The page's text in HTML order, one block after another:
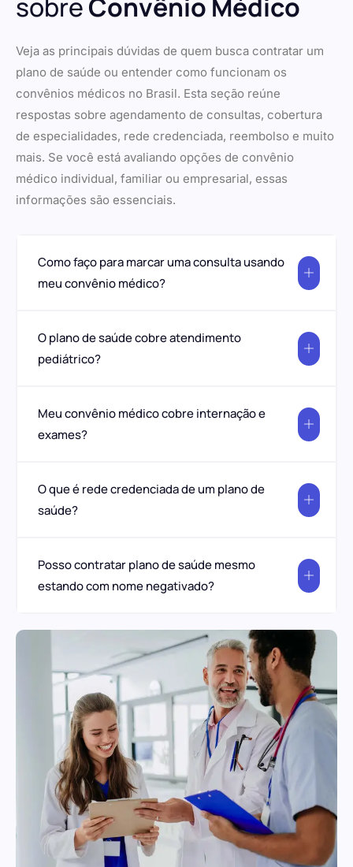
sobreConvênio Médico
Veja as principais dúvidas de quem busca contratar um
plano de saúde ou entender como funcionam os
convênios médicos no Brasil. Esta seção reúne
respostas sobre agendamento de consultas, cobertura
de especialidades, rede credenciada, reembolso e muito
mais. Se você está avaliando opções de convênio
médico individual, familiar ou empresarial, essas
informações são essenciais.
Como faço para marcar uma consulta usando
meu convênio médico?
O plano de saúde cobre atendimento
pediátrico?
Meu convênio médico cobre internação e
exames?
O que é rede credenciada de um plano de
saúde?
Posso contratar plano de saúde mesmo
estando com nome negativado?